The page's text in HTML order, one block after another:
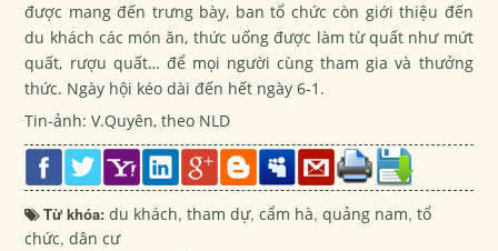
được mang đến trưng bày, ban tổ chức còn giới thiệu đến
du khách các món ăn, thức uống được làm từ quất như mứt
quất, rượu quất… để mọi người cùng tham gia và thưởng
thức. Ngày hội kéo dài đến hết ngày 6-1.
Tin-ảnh: V.Quyên, theo NLD
Từ khóa:du khách,tham dự,cẩm hà,quảng nam,tổ
chức,dân cư